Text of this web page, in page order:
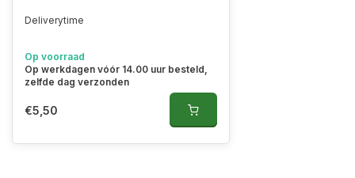
Deliverytime
Op voorraad
Op werkdagen vóór 14.00 uur besteld,
zelfde dag verzonden
€5,50